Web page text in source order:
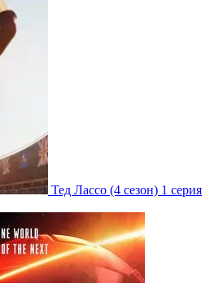
Тед Лассо (4 сезон) 1 серия